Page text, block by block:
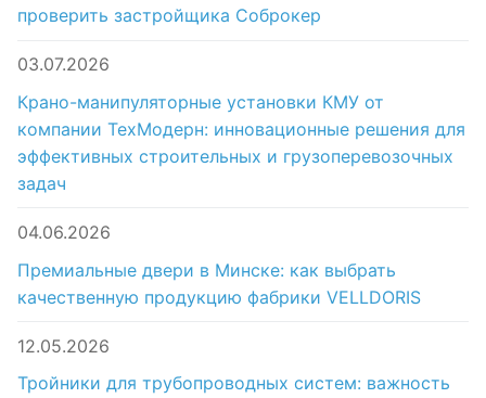
проверить застройщика Соброкер
03.07.2026
Крано-манипуляторные установки КМУ от
компании ТехМодерн: инновационные решения для
эффективных строительных и грузоперевозочных
задач
04.06.2026
Премиальные двери в Минске: как выбрать
качественную продукцию фабрики VELLDORIS
12.05.2026
Тройники для трубопроводных систем: важность